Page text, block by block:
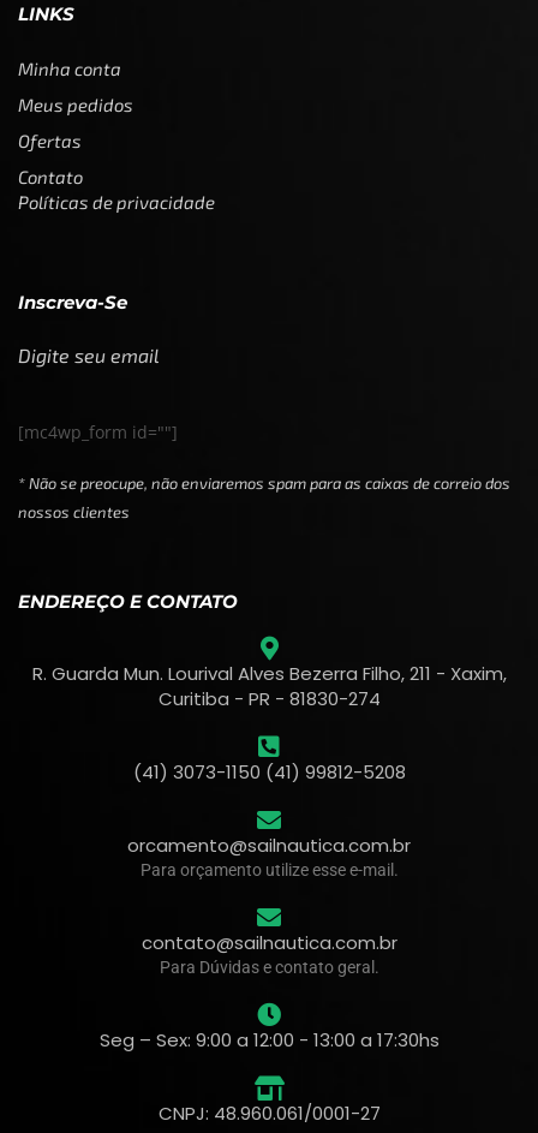
LINKS
Minha conta
Meus pedidos
Ofertas
Contato
Políticas de privacidade
Inscreva-Se
Digite seu email
[mc4wp_form id=""]
* Não se preocupe, não enviaremos spam para as caixas de correio dos
nossos clientes
ENDEREÇO E CONTATO
R. Guarda Mun. Lourival Alves Bezerra Filho, 211 - Xaxim,
Curitiba - PR - 81830-274
(41) 3073-1150 (41) 99812-5208
orcamento@sailnautica.com.br
Para orçamento utilize esse e-mail.
contato@sailnautica.com.br
Para Dúvidas e contato geral.
Seg – Sex: 9:00 a 12:00 - 13:00 a 17:30hs
CNPJ: 48.960.061/0001-27